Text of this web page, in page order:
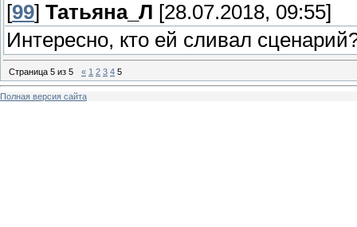
[99] Татьяна_Л [28.07.2018, 09:55]
Интересно, кто ей сливал
Страница 5 из 5 « 1 2 3 4 5
Полная версия сайта